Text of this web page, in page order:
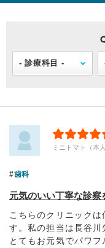
ミニトマト（本
歯科
元気のいい丁寧な診察
こちらのクリニック
す。私の担当は長谷川
とてもお元気でパワフ